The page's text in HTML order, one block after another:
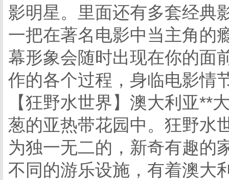
影明星。里面还有多套经典
一把在著名电影中当主角的
幕形象会随时出现在你的面
作的各个过程，身临电影情
【狂野水世界】澳大利亚**
葱的亚热带花园中。狂野水
为独一无二的，新奇有趣的
不同的游乐设施，有着澳大